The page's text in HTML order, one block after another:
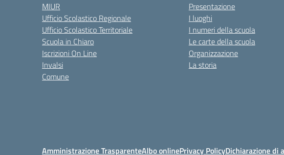
MIUR
Ufficio Scolastico Regionale
Ufficio Scolastico Territoriale
Scuola in Chiaro
Iscrizioni On Line
Invalsi
Comune
Presentazione
I luoghi
I numeri della scuola
Le carte della scuola
Organizzazione
La storia
Amministrazione TrasparenteAlbo onlinePrivacy PolicyDichiarazione di